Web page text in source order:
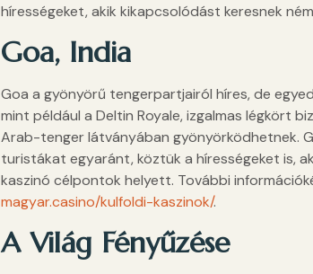
hírességeket, akik kikapcsolódást keresnek
Goa, India
Goa a gyönyörű tengerpartjairól híres, de
mint például a Deltin Royale, izgalmas légkört
Arab-tenger látványában gyönyörködhetnek.
turistákat egyaránt, köztük a hírességeket is,
kaszinó célpontok helyett. További
magyar.casino/kulfoldi-kaszinok/.
A Világ Fényűzése